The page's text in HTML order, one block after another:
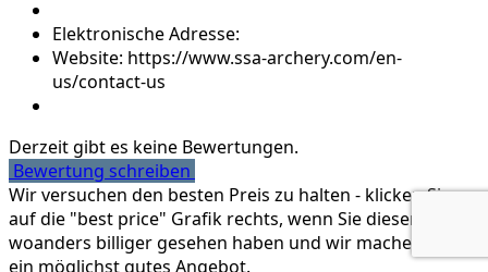
Elektronische Adresse:
Website: https://www.ssa-archery.com/en-
us/contact-us
Derzeit gibt es keine Bewertungen.
Bewertung schreiben
Wir versuchen den besten Preis zu halten - klicken Sie
auf die "best price" Grafik rechts, wenn Sie diesen Artikel
woanders billiger gesehen haben und wir machen Ihnen
ein möglichst gutes Angebot.